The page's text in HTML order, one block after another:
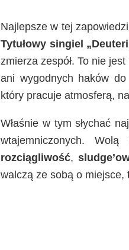
Najlepsze w tej
Tytułowy singiel
zmierza zespół. To nie
ani wygodnych haków do
który pracuje atmosferą,
Właśnie w tym słychać
wtajemniczonych.
rozciągliwość,
walczą ze sobą o miejsce,